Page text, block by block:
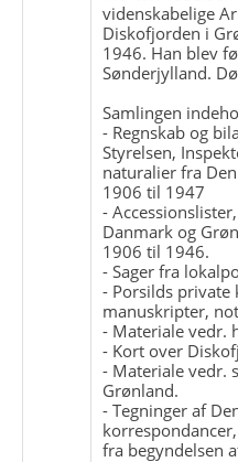
videnskabelige
Diskofjorden i
1946. Han blev
Sønderjylland.
Samlingen
- Regnskab og
Styrelsen,
naturalier fra
1906 til 1947
-
Danmark og
1906 til 1946.
- Sager fra
- Porsilds private
manuskripter,
- Materiale vedr.
- Kort over
- Materiale vedr.
Grønland.
- Tegninger af
fra begyndelsen